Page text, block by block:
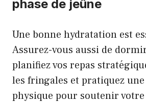
phase de jeûne
Une bonne hydratation est
Assurez-vous aussi de
planifiez vos repas
les fringales et pratiquez
physique pour soutenir